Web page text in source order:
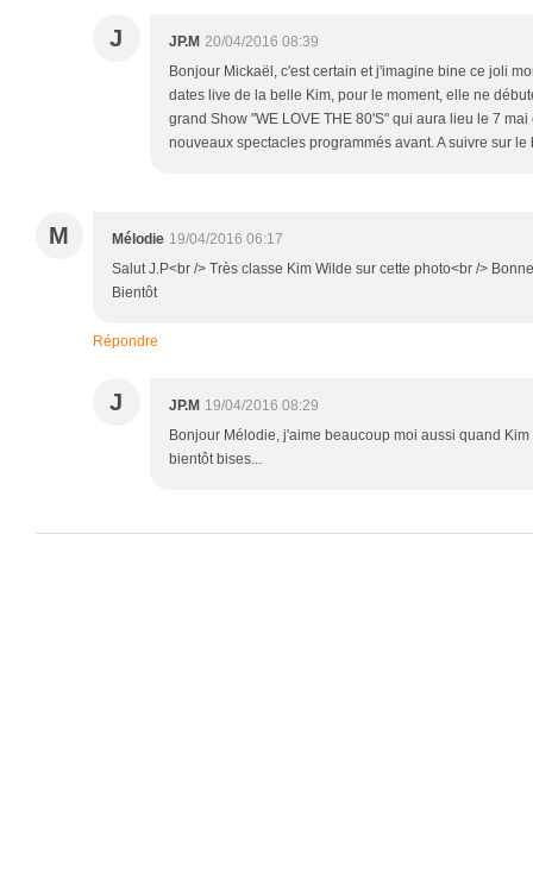
J JP.M 20/04/2016 08:39
Bonjour Mickaël, c'est certain et j'imagine bine ce joli
dates live de la belle Kim, pour le moment, elle ne
grand Show "WE LOVE THE 80'S" qui aura lieu le 7
nouveaux spectacles programmés avant. A suivre sur
M Mélodie 19/04/2016 06:17
Salut J.P<br /> Très classe Kim Wilde sur cette photo<br />
Bientôt
Répondre
J JP.M 19/04/2016 08:29
Bonjour Mélodie, j'aime beaucoup moi aussi quand
bientôt bises...